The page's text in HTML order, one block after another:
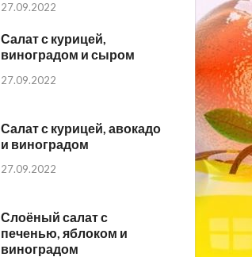
27.09.2022
Салат с курицей,
виноградом и сыром
27.09.2022
Салат с курицей, авокадо
и виноградом
27.09.2022
Слоёный салат с
печенью, яблоком и
виноградом